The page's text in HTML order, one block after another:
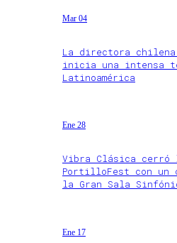
Mar 04
La directora
inicia una intensa
Latinoamérica
Ene 28
Vibra Clásica cerró
PortilloFest con un
la Gran Sala
Ene 17